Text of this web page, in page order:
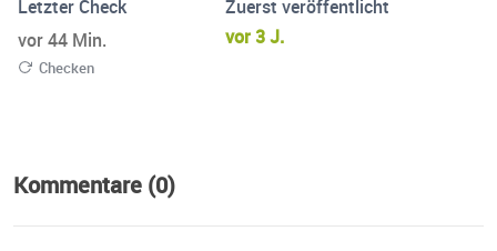
Letzter Check
vor 44 Min.
Checken
Zuerst veröffentlicht
vor 3 J.
Kommentare (0)